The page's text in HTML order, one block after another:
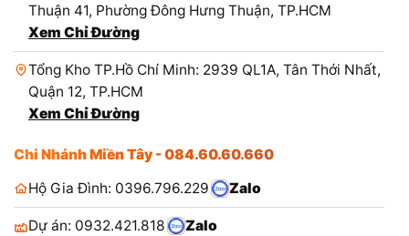
Thuận 41, Phường Đông Hưng Thuận, TP.HCM
Xem Chỉ Đường
Tổng Kho TP.Hồ Chí Minh: 2939 QL1A, Tân Thới Nhất,
Quận 12, TP.HCM
Xem Chỉ Đường
Chi Nhánh Miền Tây - 084.60.60.660
Hộ Gia Đình: 0396.796.229
Zalo
Dự án: 0932.421.818 Zalo